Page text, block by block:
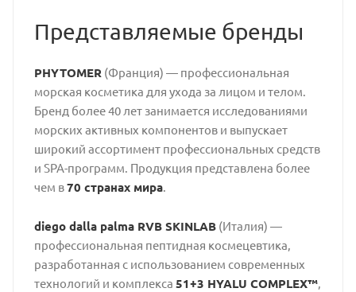
Представляемые бренды
PHYTOMER (Франция) — профессиональная
морская косметика для ухода за лицом и телом.
Бренд более 40 лет занимается исследованиями
морских активных компонентов и выпускает
широкий ассортимент профессиональных средств
и SPA-программ. Продукция представлена более
чем в70 странах мира.
diego dalla palma RVB SKINLAB(Италия) —
профессиональная пептидная космецевтика,
разработанная с использованием современных
технологий и комплекса 51+3 HYALU COMPLEX™,